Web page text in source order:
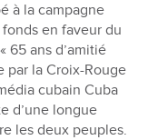
à la campagne
en faveur du
65 ans d’amitié
par la Croix-Rouge
cubain Cuba
d’une longue
les deux peuples.